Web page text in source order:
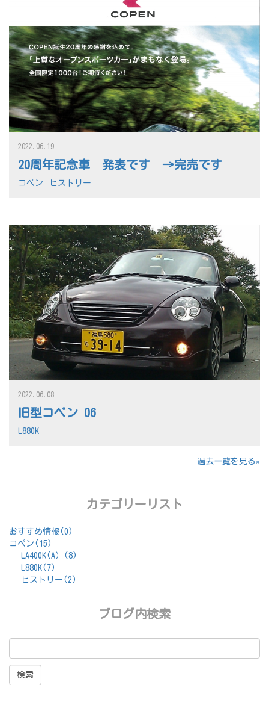
20周年記念車 発表です →完売です
2022.06.19
コペン ヒストリー
旧型コペン 06
2022.06.08
L880K
過去一覧を見る
カテゴリーリスト
おすすめ情報(0)
コペン(15)
LA400K(A）(8)
L880K(7)
ヒストリー(2)
ブログ内検索